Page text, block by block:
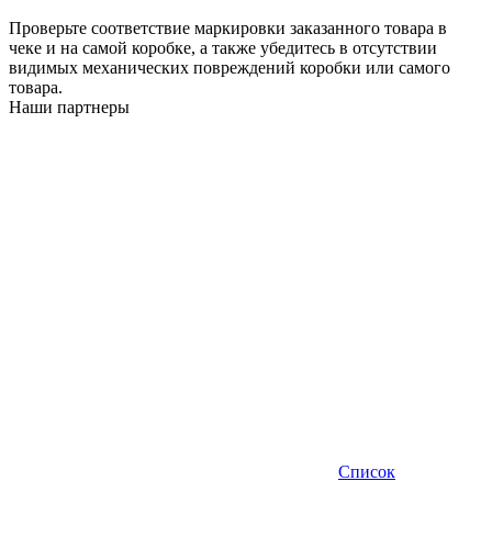
Проверьте соответствие маркировки заказанного товара в
чеке и на самой коробке, а также убедитесь в отсутствии
видимых механических повреждений коробки или самого
товара.
Наши партнеры
Список